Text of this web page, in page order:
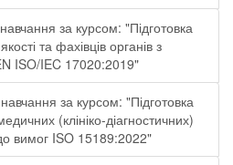
за курсом: "Підготовка
та фахівців органів з
ISO/IEC 17020:2019"
за курсом: "Підготовка
(клініко-діагностичних)
вимог ISO 15189:2022"